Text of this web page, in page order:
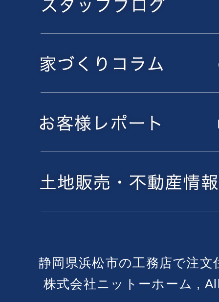
静岡県浜松市の工務店で注
株式会社ニットーホーム ,